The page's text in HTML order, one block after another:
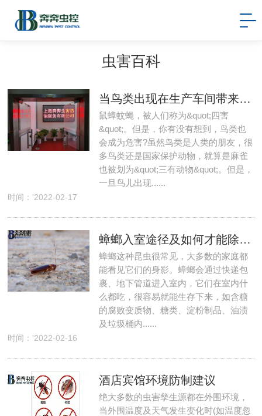
虫害百科
当鸟类出现在生产车间带来的污染，该如何科学防制？
鼠蟑蚊蝇，被人们称为&quot;四害
&quot;。但是，你有没有想到，鸟类也
会成为危害?虽然鸟类是人类的朋友，很
多鸟类还是国家保护动物，就算是麻雀
也被划为&quot;三有动物&quot;。但是，
一旦鸟儿出现......
时间：'2022-02-17
蟑螂入室途径及如何才能除蟑螂
蟑螂这种昆虫很常见，大多数的家庭都
能看见它们的身影。蟑螂会通过快递包
裹、地下管道进入室内，它们在室内什
么都吃，很容易就能生存下来，如含糖
的腐败变质物、糖类、淀粉制品、油渍
及垃圾桶内......
时间：'2022-02-16
酒店宾馆环境防制建议
绝大多数的虫害孳生源都在外围环境，
当外围温度及天气发生变化时(如温度忽